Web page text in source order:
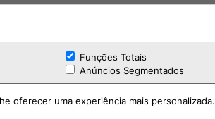
Funções Totais
Anúncios Segmentados
oferecer uma experiência mais personalizada.